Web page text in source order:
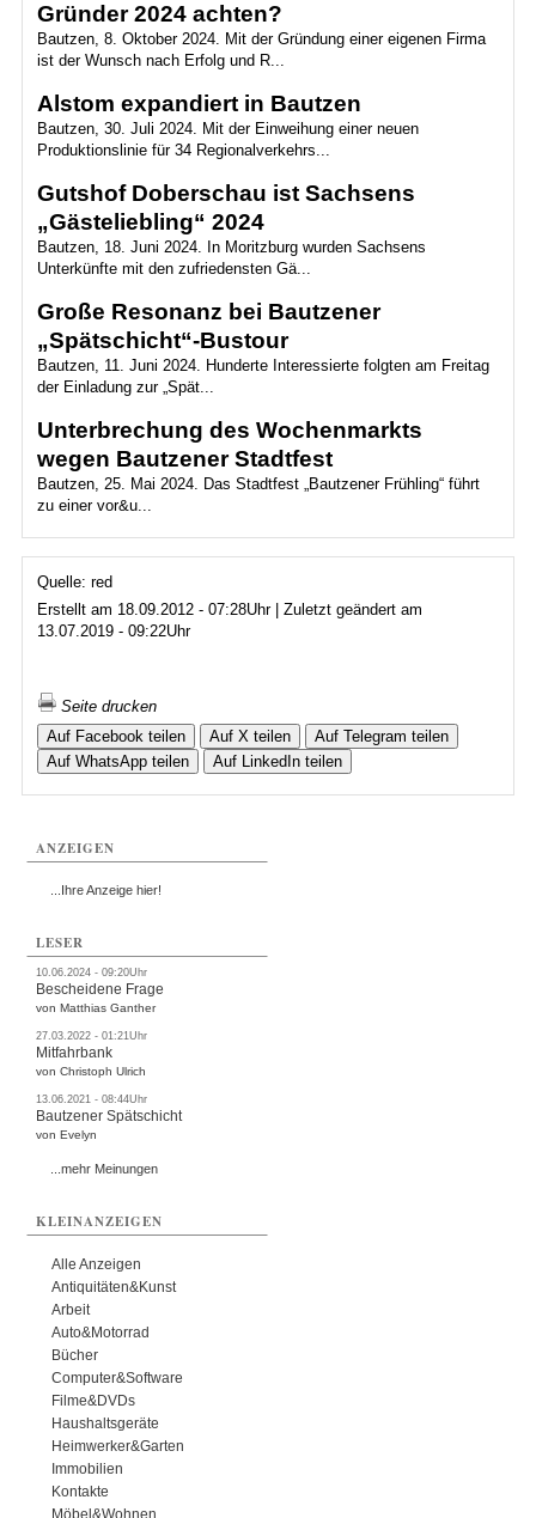
Gründer 2024 achten?
Bautzen, 8. Oktober 2024. Mit der Gründung einer eigenen Firma
ist der Wunsch nach Erfolg und R...
Alstom expandiert in Bautzen
Bautzen, 30. Juli 2024. Mit der Einweihung einer neuen
Produktionslinie für 34 Regionalverkehrs...
Gutshof Doberschau ist Sachsens
„Gästeliebling“ 2024
Bautzen, 18. Juni 2024. In Moritzburg wurden Sachsens
Unterkünfte mit den zufriedensten Gä...
Große Resonanz bei Bautzener
„Spätschicht“-Bustour
Bautzen, 11. Juni 2024. Hunderte Interessierte folgten am Freitag
der Einladung zur „Spät...
Unterbrechung des Wochenmarkts
wegen Bautzener Stadtfest
Bautzen, 25. Mai 2024. Das Stadtfest „Bautzener Frühling“ führt
zu einer vor&u...
Quelle: red
Erstellt am 18.09.2012 - 07:28Uhr | Zuletzt geändert am
13.07.2019 - 09:22Uhr
Seite drucken
Auf Facebook teilen
Auf X teilen
Auf Telegram teilen
Auf WhatsApp teilen
Auf LinkedIn teilen
ANZEIGEN
...Ihre Anzeige hier!
LESER
10.06.2024 - 09:20Uhr
Bescheidene Frage
von Matthias Ganther
27.03.2022 - 01:21Uhr
Mitfahrbank
von Christoph Ulrich
13.06.2021 - 08:44Uhr
Bautzener Spätschicht
von Evelyn
...mehr Meinungen
KLEINANZEIGEN
Alle Anzeigen
Antiquitäten&Kunst
Arbeit
Auto&Motorrad
Bücher
Computer&Software
Filme&DVDs
Haushaltsgeräte
Heimwerker&Garten
Immobilien
Kontakte
Möbel&Wohnen